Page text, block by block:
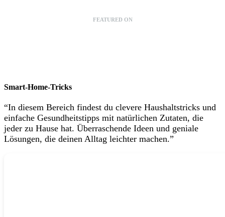
FEATURED ON
Smart-Home-Tricks
“In diesem Bereich findest du clevere Haushaltstricks und
einfache Gesundheitstipps mit natürlichen Zutaten, die
jeder zu Hause hat. Überraschende Ideen und geniale
Lösungen, die deinen Alltag leichter machen.”